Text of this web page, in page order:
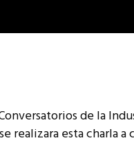
de la
realizara esta